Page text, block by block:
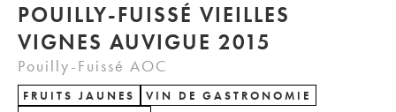
POUILLY-FUISSÉ VIEILLES
VIGNES AUVIGUE 2015
Pouilly-Fuissé AOC
FRUITS JAUNES
VIN DE GASTRONOMIE